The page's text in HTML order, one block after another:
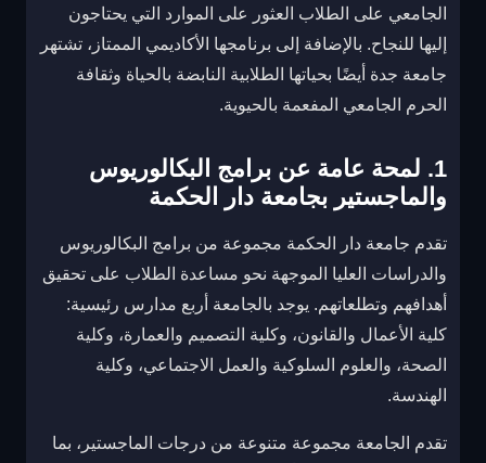
الجامعي على الطلاب العثور على الموارد التي يحتاجون
إليها للنجاح. بالإضافة إلى برنامجها الأكاديمي الممتاز، تشتهر
جامعة جدة أيضًا بحياتها الطلابية النابضة بالحياة وثقافة
الحرم الجامعي المفعمة بالحيوية.
1. لمحة عامة عن برامج البكالوريوس
والماجستير بجامعة دار الحكمة
تقدم جامعة دار الحكمة مجموعة من برامج البكالوريوس
والدراسات العليا الموجهة نحو مساعدة الطلاب على تحقيق
أهدافهم وتطلعاتهم. يوجد بالجامعة أربع مدارس رئيسية:
كلية الأعمال والقانون، وكلية التصميم والعمارة، وكلية
الصحة، والعلوم السلوكية والعمل الاجتماعي، وكلية
الهندسة.
تقدم الجامعة مجموعة متنوعة من درجات الماجستير، بما